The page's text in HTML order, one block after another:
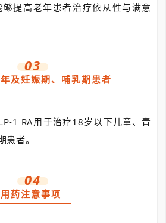
提高老年患者治疗依从性与满意
03
及妊娠期、哺乳期患者
1 RA用于治疗18岁以下儿童、青
者。
04
用药注意事项